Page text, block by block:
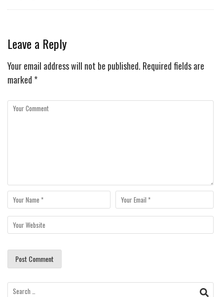
Leave a Reply
Your email address will not be published. Required fields are
marked *
Search